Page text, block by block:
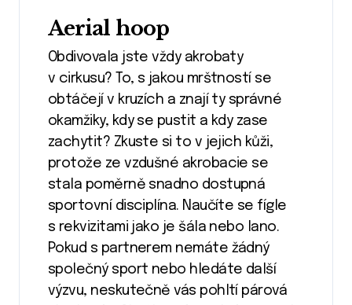
Aerial hoop
Obdivovala jste vždy akrobaty
v cirkusu? To, s jakou mrštností se
obtáčejí v kruzích a znají ty správné
okamžiky, kdy se pustit a kdy zase
zachytit? Zkuste si to v jejich kůži,
protože ze vzdušné akrobacie se
stala poměrně snadno dostupná
sportovní disciplína. Naučíte se fígle
s rekvizitami jako je šála nebo lano.
Pokud s partnerem nemáte žádný
společný sport nebo hledáte další
výzvu, neskutečně vás pohltí párová